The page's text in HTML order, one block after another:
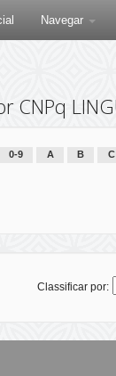
Navegar
0-9 A B C
Classificar por: